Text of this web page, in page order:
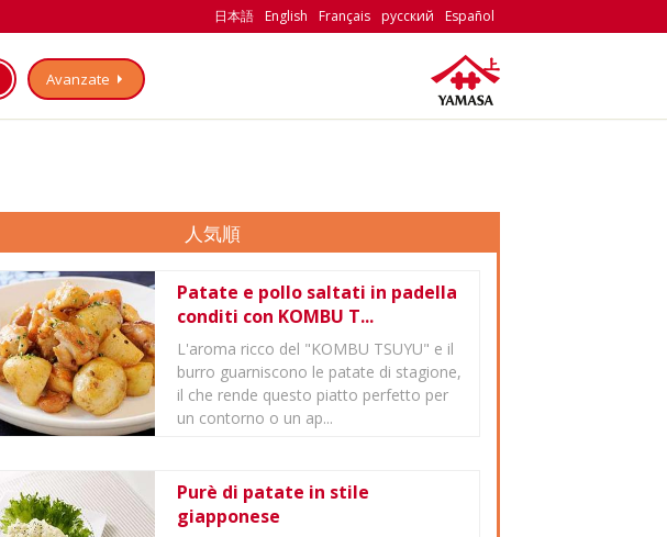
日本語 English Français русский Español
Avanzate
人気順
Patate e pollo saltati in padella
conditi con KOMBU T...
L'aroma ricco del "KOMBU TSUYU" e il
burro guarniscono le patate di stagione,
il che rende questo piatto perfetto per
un contorno o un ap...
Purè di patate in stile
giapponese